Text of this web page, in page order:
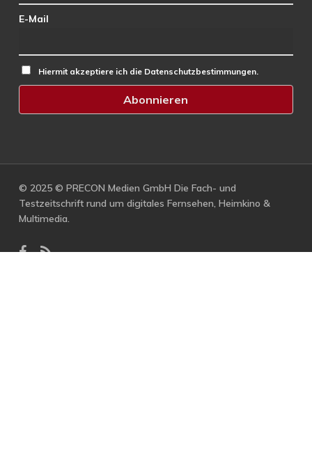
E-Mail
Hiermit akzeptiere ich die Datenschutzbestimmungen.
© 2025 © PRECON Medien GmbH Die Fach- und
Testzeitschrift rund um digitales Fernsehen, Heimkino &
Multimedia.
facebook
RSS